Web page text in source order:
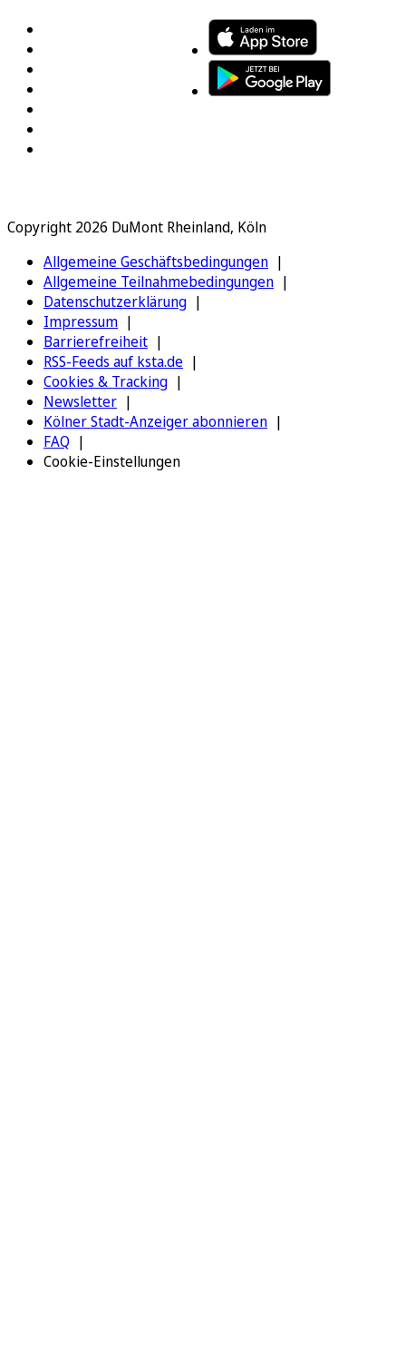
Copyright 2026 DuMont Rheinland, Köln
Allgemeine Geschäftsbedingungen
Allgemeine Teilnahmebedingungen
Datenschutzerklärung
Impressum
Barrierefreiheit
RSS-Feeds auf ksta.de
Cookies & Tracking
Newsletter
Kölner Stadt-Anzeiger abonnieren
FAQ
Cookie-Einstellungen